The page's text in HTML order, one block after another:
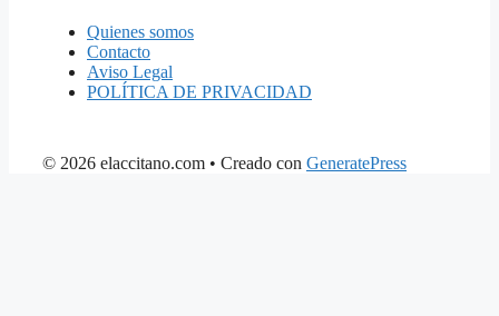
Quienes somos
Contacto
Aviso Legal
POLÍTICA DE PRIVACIDAD
© 2026 elaccitano.com • Creado con GeneratePress